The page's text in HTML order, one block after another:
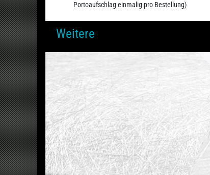
Portoaufschlag einmalig pro Bestellung)
Weitere